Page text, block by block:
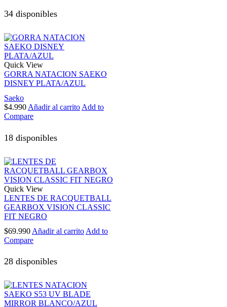
34 disponibles
Quick View
GORRA NATACION SAEKO
DISNEY PLATA/AZUL
Saeko
$4.990Añadir al carritoAdd to
Compare
18 disponibles
Quick View
LENTES DE RACQUETBALL
GEARBOX VISION CLASSIC
FIT NEGRO
$69.990 Añadir al carrito Add to
Compare
28 disponibles